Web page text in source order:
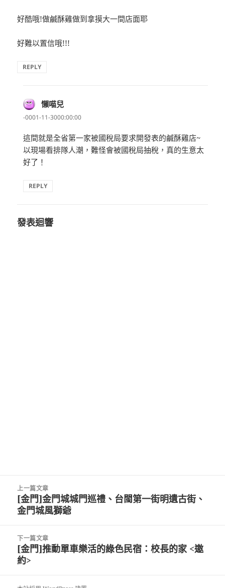
好酷哦!做鹹酥雞做到拿摸大一間店面耶
好難以置信哦!!!
REPLY
懶喵兒
示:
-0001-11-3000:00:00
這間就是全省第一家被國稅局要求開發表的鹹酥雞店~
以現場看排隊人潮，難怪會被國稅局抽稅，真的生意太
好了！
REPLY
發表迴響
上一篇文章
上
一
文
章:
[金門]金門城城門巡禮、台閩第一街明遺古街、
金門城風獅爺
下一篇文章
下
一
文
[金門]推動單車樂活的綠色民宿：校長的家 <邀
約>